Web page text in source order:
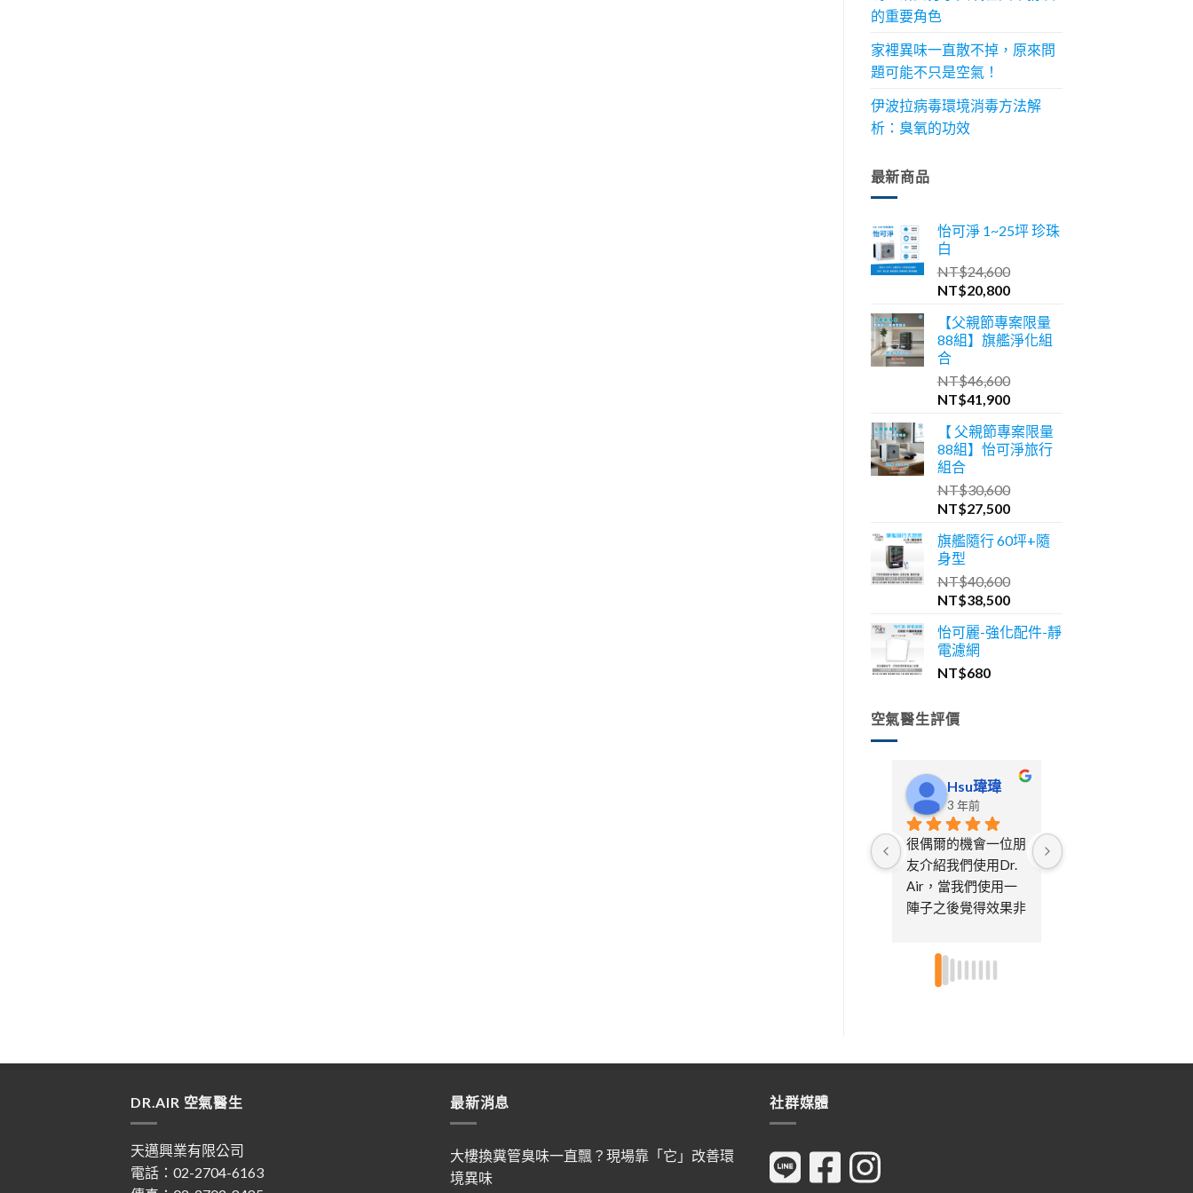
的重要角色
家裡異味一直散不掉，原來問
題可能不只是空氣！
伊波拉病毒環境消毒方法解
析：臭氧的功效
最新商品
怡可淨 1~25坪 珍珠
白
NT$24,600
原
價
格：
NT$24,600。
NT$20,800目
價
格：
【父親節專案限量
88組】旗艦淨化組
合
NT$46,600
原
價
格：
NT$46,600。
NT$41,900目
價
格：
【 父親節專案限量
88組】怡可淨旅行
組合
NT$30,600
原
價
格：
NT$30,600。
NT$27,500目
價
NT$27,500。
旗艦隨行 60坪+隨
身型
NT$40,600
原
價
格：
NT$40,600。
NT$38,500目
價
怡可麗-強化配件-靜
電濾網
NT$680
空氣醫生評價
Hsu瑋瑋
3 年前
很偶爾的機會一位朋
友介紹我們使用Dr.
Air，當我們使用一
陣子之後覺得效果非
天開及偶爾使用消毒
物，所以很重視空氣
DR.AIR 空氣醫生
天邁興業有限公司
電話：02-2704-6163
最新消息
大樓換糞管臭味一直飄？現場靠「它」改善環
境異味
社群媒體